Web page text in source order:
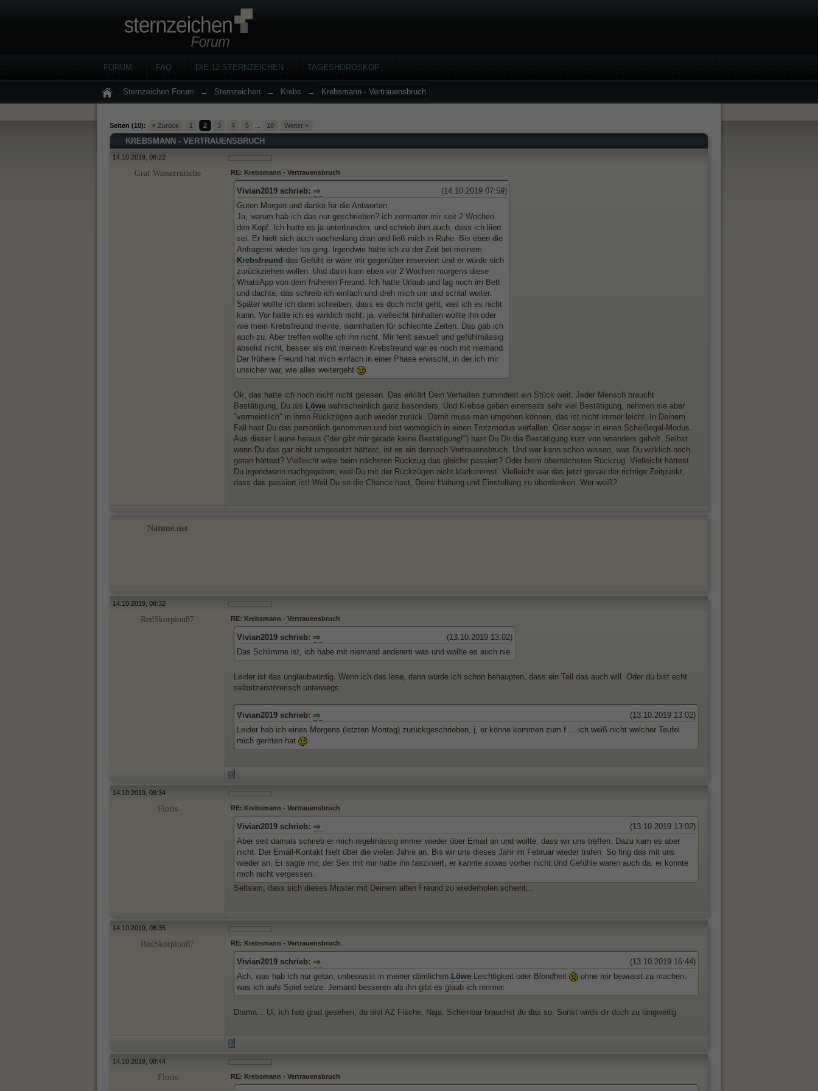
FORUM FAQ DIE 12 STERNZEICHEN TAGESHOROSKOP
Sternzeichen Forum → Sternzeichen → Krebs → Krebsmann - Vertrauensbruch
Seiten (10): « Zurück 1 2 3 4 5 10 Weiter »
KREBSMANN - VERTRAUENSBRUCH
14.10.2019, 08:22
Graf Wasserrutsche RE: Krebsmann - Vertrauensbruch
(14.10.2019 07:59)
Vivian2019 schrieb:
Guten Morgen und danke für die Antworten.
Ja, warum hab ich das nur geschrieben? ich zermarter mir seit 2 Wochen
den Kopf. Ich hatte es ja unterbunden, und schrieb ihm auch, dass ich liiert
sei. Er hielt sich auch wochenlang dran und ließ mich in Ruhe. Bis eben die
Anfragerei wieder los ging. Irgendwie hatte ich zu der Zeit bei meinem
Krebsfreund das Gefühl er wäre mir gegenüber reserviert und er würde sich
zurückziehen wollen. Und dann kam eben vor 2 Wochen morgens diese
WhatsApp von dem früheren Freund. Ich hatte Urlaub und lag noch im Bett
und dachte, das schreib ich einfach und dreh mich um und schlaf weiter.
Später wollte ich dann schreiben, dass es doch nicht geht, weil ich es nicht
kann. Vor hatte ich es wirklich nicht, ja, vielleicht hinhalten wollte ihn oder
wie mein Krebsfreund meinte, warmhalten für schlechte Zeiten. Das gab ich
auch zu. Aber treffen wollte ich ihn nicht. Mir fehlt sexuell und gefühlmässig
absolut nicht, besser als mit meinem Krebsfreund war es noch mit niemand.
Der frühere Freund hat mich einfach in einer Phase erwischt, in der ich mir
unsicher war, wie alles weitergeht
Ok, das hatte ich noch nicht nicht gelesen. Das erklärt Dein Verhalten zumindest ein Stück weit. Jeder Mensch braucht
Bestätigung, Du als Löwe wahrscheinlich ganz besonders. Und Krebse geben einerseits sehr viel Bestätigung, nehmen sie aber
"vermeintlich" in ihren Rückzügen auch wieder zurück. Damit muss man umgehen können, das ist nicht immer leicht. In Deinem
Fall hast Du das persönlich genommen und bist womöglich in einen Trotzmodus verfallen. Oder sogar in einen Scheißegal-Modus.
Aus dieser Laune heraus ("der gibt mir gerade keine Bestätigung!") hast Du Dir die Bestätigung kurz von woanders geholt. Selbst
wenn Du das gar nicht umgesetzt hättest, ist es ein dennoch Vertrauensbruch. Und wer kann schon wissen, was Du wirklich noch
getan hättest? Vielleicht wäre beim nächsten Rückzug das gleiche passiert? Oder beim übernächsten Rückzug. Vielleicht hättest
Du irgendwann nachgegeben, weil Du mit der Rückzügen nicht klarkommst. Vielleicht war das jetzt genau der richtige Zeitpunkt,
dass das passiert ist! Weil Du so die Chance hast, Deine Haltung und Einstellung zu überdenken. Wer weiß?
Natune.net
14.10.2019, 08:32
RedSkorpion87 RE: Krebsmann - Vertrauensbruch
(13.10.2019 13:02)
Vivian2019 schrieb:
Das Schlimme ist, ich habe mit niemand anderem was und wollte es auch nie.
Leider ist das unglaubwürdig. Wenn ich das lese, dann würde ich schon behaupten, dass ein Teil das auch will. Oder du bist echt
selbstzerstörerisch unterwegs:
(13.10.2019 13:02)
Vivian2019 schrieb:
Leider hab ich eines Morgens (letzten Montag) zurückgeschrieben, j, er könne kommen zum f.... ich weiß nicht welcher Teufel
mich geritten hat
14.10.2019, 08:34
Floris RE: Krebsmann - Vertrauensbruch
(13.10.2019 13:02)
Vivian2019 schrieb:
Aber seit damals schrieb er mich regelmässig immer wieder über Email an und wollte, dass wir uns treffen. Dazu kam es aber
nicht. Der Email-Kontakt hielt über die vielen Jahre an. Bis wir uns dieses Jahr im Februar wieder trafen. So fing das mit uns
wieder an. Er sagte mir, der Sex mit mir hatte ihn fasziniert, er kannte sowas vorher nicht.Und Gefühle waren auch da. er konnte
mich nicht vergessen.
Seltsam, dass sich dieses Muster mit Deinem alten Freund zu wiederholen scheint...
14.10.2019, 08:35
RedSkorpion87 RE: Krebsmann - Vertrauensbruch
(13.10.2019 16:44)
Vivian2019 schrieb:
Ach, was hab ich nur getan, unbewusst in meiner dämlichen Löwe Leichtigkeit oder Blondheit
ohne mir bewusst zu machen,
was ich aufs Spiel setze. Jemand besseren als ihn gibt es glaub ich nmmer.
Drama... Ui, ich hab grad gesehen, du bist AZ Fische. Naja. Scheinbar brauchst du das so. Sonst wirds dir doch zu langweilig
14.10.2019, 08:44
Floris RE: Krebsmann - Vertrauensbruch